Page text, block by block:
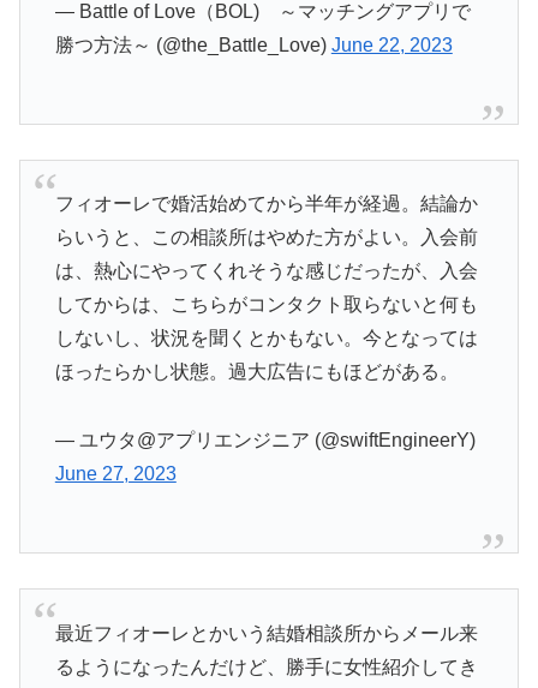
— Battle of Love（BOL) ～マッチングアプリで
勝つ方法～ (@the_Battle_Love) June 22, 2023
フィオーレで婚活始めてから半年が経過。結論か
らいうと、この相談所はやめた方がよい。入会前
は、熱心にやってくれそうな感じだったが、入会
してからは、こちらがコンタクト取らないと何も
しないし、状況を聞くとかもない。今となっては
ほったらかし状態。過大広告にもほどがある。
— ユウタ@アプリエンジニア (@swiftEngineerY)
June 27, 2023
最近フィオーレとかいう結婚相談所からメール来
るようになったんだけど、勝手に女性紹介してき